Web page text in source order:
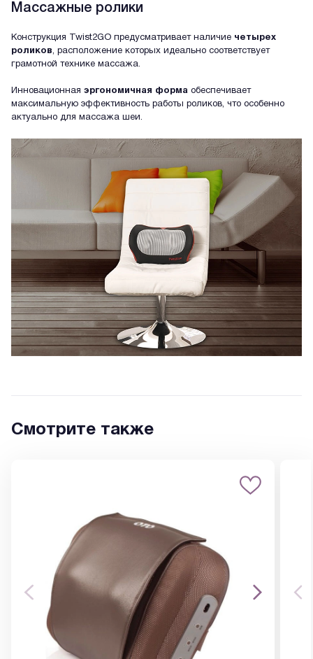
Массажные ролики
Конструкция Twist2GO предусматривает наличие четырех
роликов, расположение которых идеально соответствует
грамотной технике массажа.
Инновационная эргономичная форма обеспечивает
максимальную эффективность работы роликов, что особенно
актуально для массажа шеи.
Смотрите также